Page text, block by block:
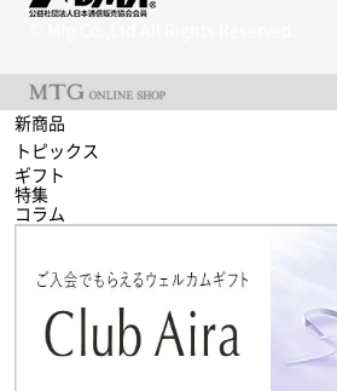
新商品
トピックス
ギフト
特集
コラム